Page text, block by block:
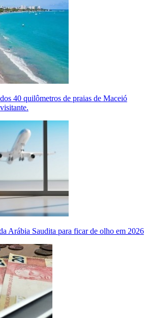
40 quilômetros de praias de Maceió
Arábia Saudita para ficar de olho em 2026